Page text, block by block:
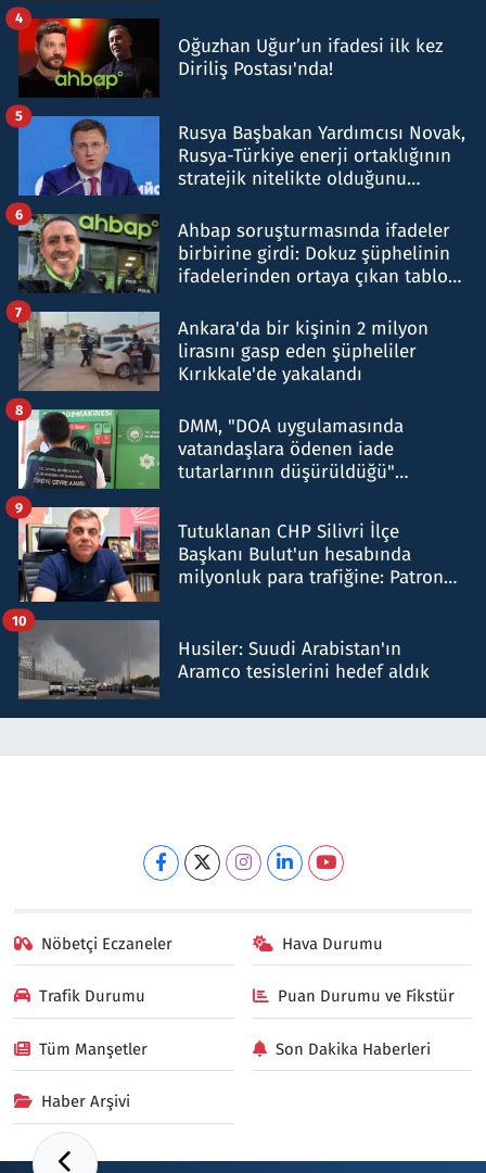
Oğuzhan Uğur’un ifadesi ilk kez
Diriliş Postası'nda!
4
Rusya Başbakan Yardımcısı Novak,
Rusya-Türkiye enerji ortaklığının
stratejik nitelikte olduğunu
5
Ahbap soruşturmasında ifadeler
birbirine girdi: Dokuz şüphelinin
ifadelerinden ortaya çıkan tablo
6
Ankara'da bir kişinin 2 milyon
lirasını gasp eden şüpheliler
Kırıkkale'de yakalandı
7
DMM, "DOA uygulamasında
vatandaşlara ödenen iade
tutarlarının düşürüldüğü"
8
Tutuklanan CHP Silivri İlçe
Başkanı Bulut'un hesabında
milyonluk para trafiğine: Patron
9
Husiler: Suudi Arabistan'ın
Aramco tesislerini hedef aldık
10
Nöbetçi Eczaneler Hava Durumu
Trafik Durumu Puan Durumu ve Fikstür
Tüm Manşetler Son Dakika Haberleri
Haber Arşivi